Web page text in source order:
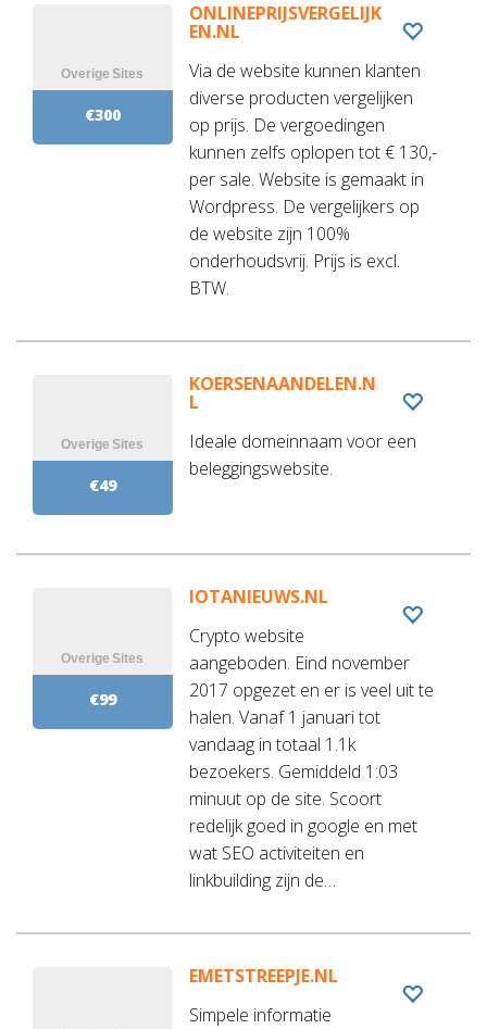
€300
ONLINEPRIJSVERGELIJK
EN.NL
Via de website kunnen klanten
diverse producten vergelijken
op prijs. De vergoedingen
kunnen zelfs oplopen tot € 130,-
per sale. Website is gemaakt in
Wordpress. De vergelijkers op
de website zijn 100%
onderhoudsvrij. Prijs is excl.
BTW.
€49
KOERSENAANDELEN.N
L
Ideale domeinnaam voor een
beleggingswebsite.
€99
IOTANIEUWS.NL
Crypto website
aangeboden. Eind november
2017 opgezet en er is veel uit te
halen. Vanaf 1 januari tot
vandaag in totaal 1.1k
bezoekers. Gemiddeld 1:03
minuut op de site. Scoort
redelijk goed in google en met
wat SEO activiteiten en
linkbuilding zijn de…
EMETSTREEPJE.NL
Simpele informatie